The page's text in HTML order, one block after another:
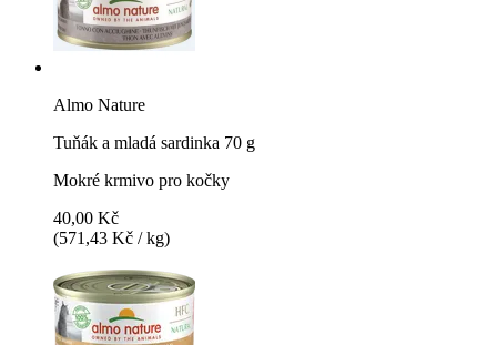
Almo Nature
Tuňák a mladá sardinka 70 g
Mokré krmivo pro kočky
40,00 Kč
(571,43 Kč / kg)